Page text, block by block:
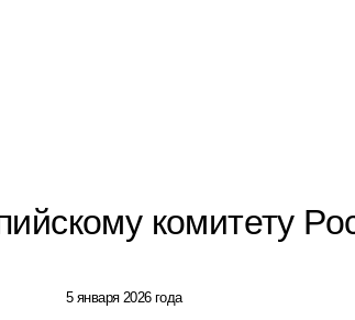
комитету
5 января 2026 года